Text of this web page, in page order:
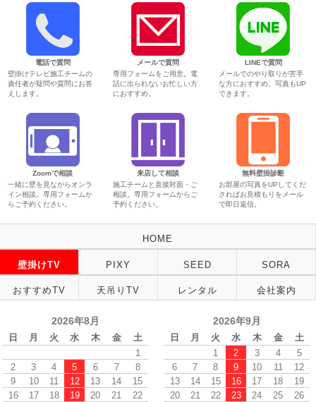
電話で質問
壁掛けテレビ施工チームの
責任者が疑問や質問にお答
えします。
メールで質問
専用フォームをご用意。電
話に出られないお忙しい方
におすすめ。
LINEで質問
メールでのやり取りが苦手
な方におすすめ。写真もUP
できます。
Zoomで相談
一緒に壁を見ながらオンラ
イン相談。専用フォームか
らご予約ください。
来店して相談
施工チームと直接対面・ご
相談。専用フォームからご
予約ください。
無料壁掛診断
お部屋の写真をUPしてくだ
さればお見積もりをメール
で即日返信。
HOME
壁掛けTV PIXY SEED SORA
おすすめTV 天吊りTV レンタル 会社案内
2026年8月
日 月 火 水 木 金
土
1
2
3 4 5 6 7
8
9
10 11 12 13 14
15
16
17 18 19 20 21
22
2026年9月
日 月 火 水 木 金
土
1
2 3 4
5
6
7 8 9 10 11
12
13
14 15 16 17 18
19
20
21 22 23 24 25
26